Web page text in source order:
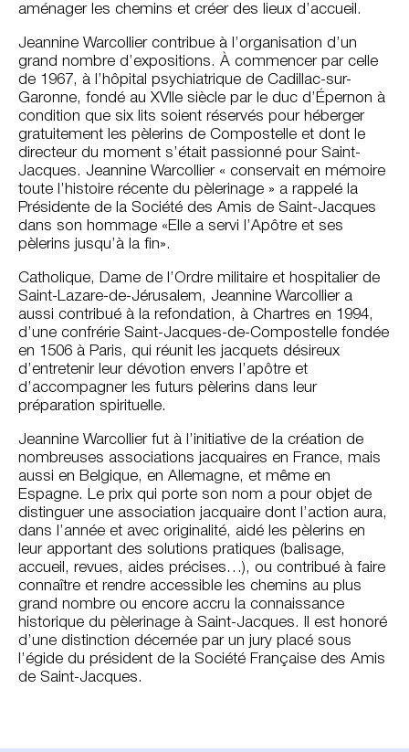
aménager les chemins et créer des lieux d’accueil.
Jeannine Warcollier contribue à l’organisation d’un
grand nombre d’expositions. À commencer par celle
de 1967, à l’hôpital psychiatrique de Cadillac-sur-
Garonne, fondé au XVIIe siècle par le duc d’Épernon à
condition que six lits soient réservés pour héberger
gratuitement les pèlerins de Compostelle et dont le
directeur du moment s’était passionné pour Saint-
Jacques. Jeannine Warcollier « conservait en mémoire
toute l’histoire récente du pèlerinage » a rappelé la
Présidente de la Société des Amis de Saint-Jacques
dans son hommage «Elle a servi l’Apôtre et ses
pèlerins jusqu’à la fin».
Catholique, Dame de l’Ordre militaire et hospitalier de
Saint-Lazare-de-Jérusalem, Jeannine Warcollier a
aussi contribué à la refondation, à Chartres en 1994,
d’une confrérie Saint-Jacques-de-Compostelle fondée
en 1506 à Paris, qui réunit les jacquets désireux
d’entretenir leur dévotion envers l’apôtre et
d’accompagner les futurs pèlerins dans leur
préparation spirituelle.
Jeannine Warcollier fut à l’initiative de la création de
nombreuses associations jacquaires en France, mais
aussi en Belgique, en Allemagne, et même en
Espagne. Le prix qui porte son nom a pour objet de
distinguer une association jacquaire dont l’action aura,
dans l’année et avec originalité, aidé les pèlerins en
leur apportant des solutions pratiques (balisage,
accueil, revues, aides précises…), ou contribué à faire
connaître et rendre accessible les chemins au plus
grand nombre ou encore accru la connaissance
historique du pèlerinage à Saint-Jacques. Il est honoré
d’une distinction décernée par un jury placé sous
l’égide du président de la Société Française des Amis
de Saint-Jacques.